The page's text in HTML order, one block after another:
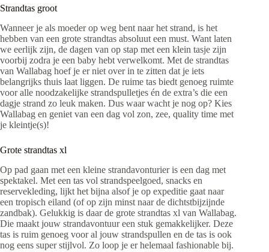
Strandtas groot
Wanneer je als moeder op weg bent naar het strand, is het
hebben van een grote strandtas absoluut een must. Want laten
we eerlijk zijn, de dagen van op stap met een klein tasje zijn
voorbij zodra je een baby hebt verwelkomt. Met de strandtas
van Wallabag hoef je er niet over in te zitten dat je iets
belangrijks thuis laat liggen. De ruime tas biedt genoeg ruimte
voor alle noodzakelijke strandspulletjes én de extra’s die een
dagje strand zo leuk maken. Dus waar wacht je nog op? Kies
Wallabag en geniet van een dag vol zon, zee, quality time met
je kleintje(s)!
Grote strandtas xl
Op pad gaan met een kleine strandavonturier is een dag met
spektakel. Met een tas vol strandspeelgoed, snacks en
reservekleding, lijkt het bijna alsof je op expeditie gaat naar
een tropisch eiland (of op zijn minst naar de dichtstbijzijnde
zandbak). Gelukkig is daar de grote strandtas xl van Wallabag.
Die maakt jouw strandavontuur een stuk gemakkelijker. Deze
tas is ruim genoeg voor al jouw strandspullen en de tas is ook
nog eens super stijlvol. Zo loop je er helemaal fashionable bij.